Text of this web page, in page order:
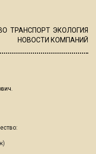
ТРАНСПОРТ ЭКОЛОГИЯ
НОВОСТИ КОМПАНИЙ